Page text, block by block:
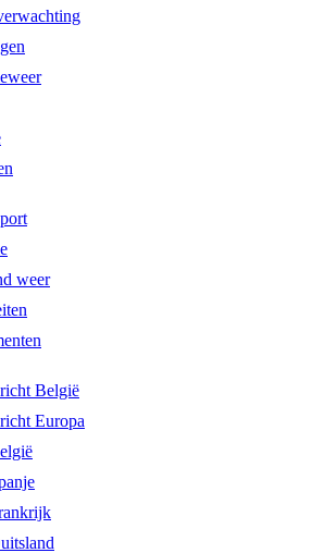
weer
België
Europa